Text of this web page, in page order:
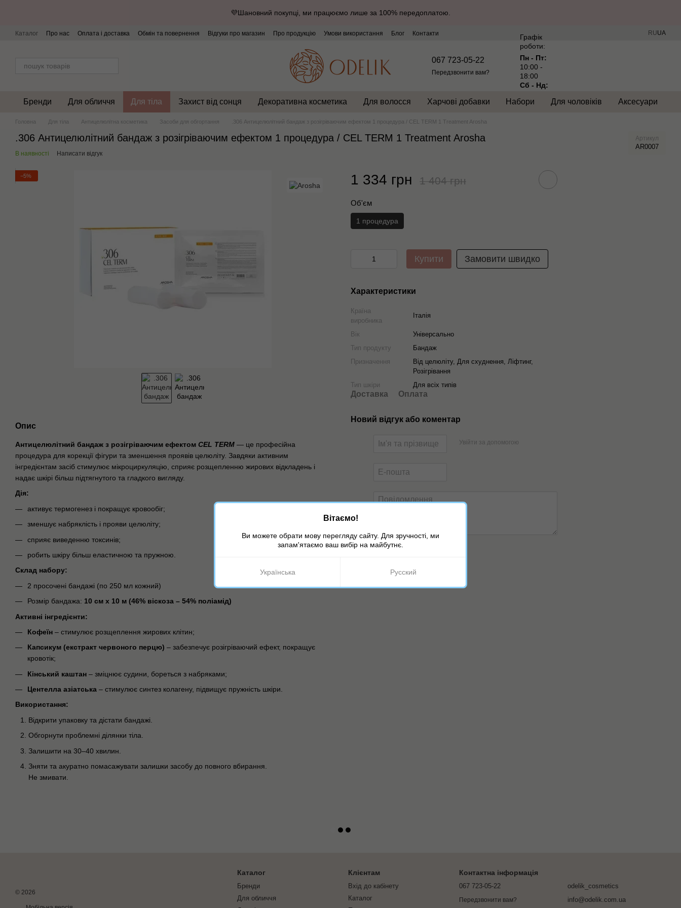
💜Шановний покупці, ми працюємо лише за 100% передоплатою.
Каталог Про нас Оплата і доставка Обмін та повернення Відгуки про магазин Про продукцію Умови використання Блог Контакти RUUA
067 723-05-22
Передзвонити вам?
Графік
роботи:
Пн - Пт:
10:00 -
18:00
Сб - Нд:
Бренди Для обличчя Для тіла Захист від сонця Декоративна косметика Для волосся Харчові добавки Набори Для чоловіків Аксесуари
Головна Для тіла Антицелюлітна косметика Засоби для обгортання .306 Антицелюлітний бандаж з розігріваючим ефектом 1 процедура / CEL TERM 1 Treatment Arosha
.306 Антицелюлітний бандаж з розігріваючим ефектом 1 процедура / CEL TERM 1 Treatment Arosha Артикул
AR0007
В наявності Написати відгук
−5%
Опис
Антицелюлітний бандаж з розігріваючим ефектом CEL TERM — це професійна
процедура для корекції фігури та зменшення проявів целюліту. Завдяки активним
інгредієнтам засіб стимулює мікроциркуляцію, сприяє розщепленню жирових відкладень і
надає шкірі більш підтягнутого та гладкого вигляду.
Дія:
активує термогенез і покращує кровообіг;
зменшує набряклість і прояви целюліту;
сприяє виведенню токсинів;
робить шкіру більш еластичною та пружною.
Склад набору:
2 просочені бандажі (по 250 мл кожний)
Розмір бандажа: 10 см x 10 м (46% віскоза – 54% поліамід)
Активні інгредієнти:
Кофеїн – стимулює розщеплення жирових клітин;
Капсикум (екстракт червоного перцю) – забезпечує розігріваючий ефект, покращує
кровотік;
Кінський каштан – зміцнює судини, бореться з набряками;
Центелла азіатська – стимулює синтез колагену, підвищує пружність шкіри.
Використання:
Відкрити упаковку та дістати бандажі.
Обгорнути проблемні ділянки тіла.
Залишити на 30–40 хвилин.
Зняти та акуратно помасажувати залишки засобу до повного вбирання.
Не змивати.
1 334 грн 1 404 грн
Об'єм
1 процедура
Купити Замовити швидко
Характеристики
Країна
виробника
Італія
Вік
Універсально
Тип продукту
Бандаж
Призначення
Від целюліту, Для схуднення, Ліфтинг,
Розігрівання
Тип шкіри
Для всіх типів
Доставка Оплата
Новий відгук або коментар
Увійти за допомогою
Оцініть товар
Надіслати
© 2026
Каталог
Бренди
Для обличчя
Клієнтам
Вхід до кабінету
Каталог
Контактна інформація
067 723-05-22
Передзвонити вам?
odelik_cosmetics
info@odelik.com.ua
Вітаємо!
Ви можете обрати мову перегляду сайту. Для зручності, ми
запам'ятаємо ваш вибір на майбутнє.
Українська Русский